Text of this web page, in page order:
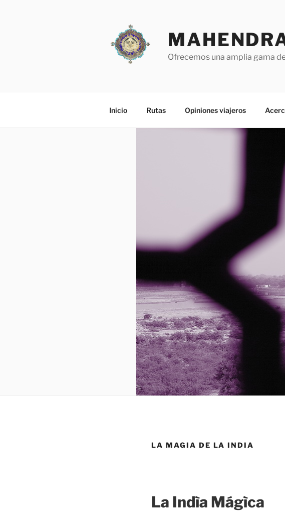
Ofrecemos una amplia gama
Inicio Rutas Opiniones viajeros
LA MAGIA DE LA INDIA
La Indìa Mágìca